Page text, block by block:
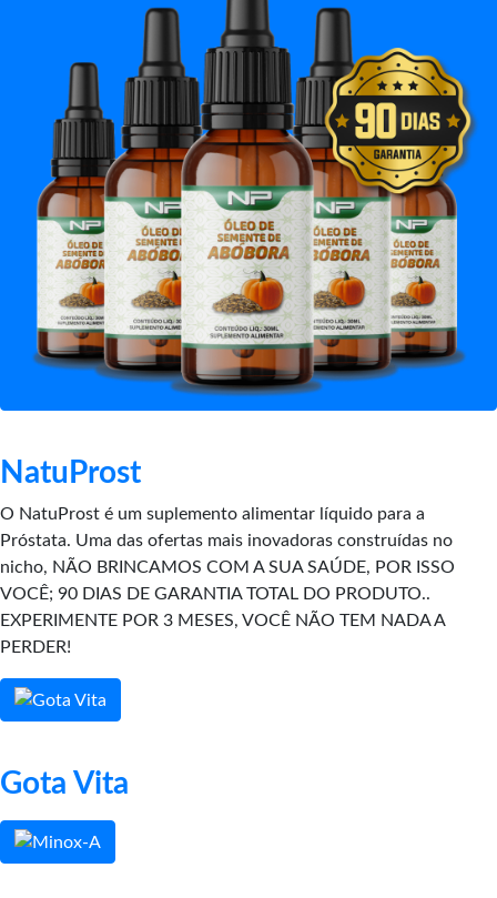
NatuProst
O NatuProst é um suplemento alimentar líquido para a
Próstata. Uma das ofertas mais inovadoras construídas no
nicho, NÃO BRINCAMOS COM A SUA SAÚDE, POR ISSO
VOCÊ; 90 DIAS DE GARANTIA TOTAL DO PRODUTO..
EXPERIMENTE POR 3 MESES, VOCÊ NÃO TEM NADA A
PERDER!
Gota Vita